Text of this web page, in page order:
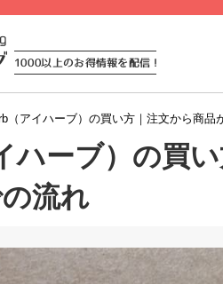
（アイハーブ）の買い方｜注文から商品
ハーブ）の買
流れ